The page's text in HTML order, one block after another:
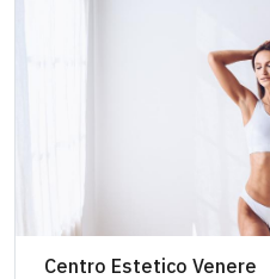
Centro Estetico Venere